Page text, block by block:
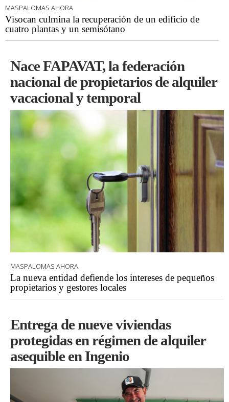
MASPALOMAS AHORA
Visocan culmina la recuperación de un edificio de
cuatro plantas y un semisótano
Nace FAPAVAT, la federación
nacional de propietarios de alquiler
vacacional y temporal
MASPALOMAS AHORA
La nueva entidad defiende los intereses de pequeños
propietarios y gestores locales
Entrega de nueve viviendas
protegidas en régimen de alquiler
asequible en Ingenio